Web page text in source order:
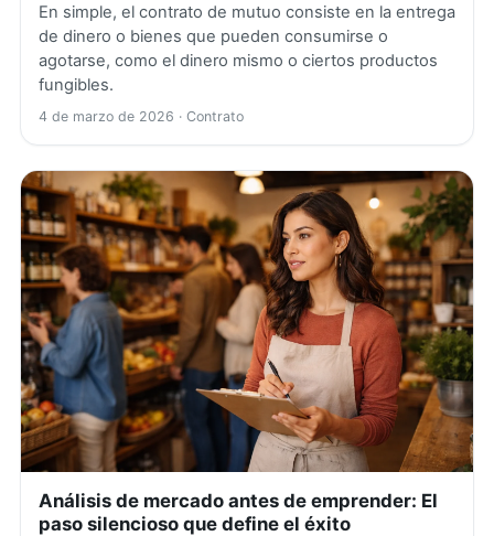
En simple, el contrato de mutuo consiste en la entrega
de dinero o bienes que pueden consumirse o
agotarse, como el dinero mismo o ciertos productos
fungibles.
4 de marzo de 2026 · Contrato
Análisis de mercado antes de emprender: El
paso silencioso que define el éxito